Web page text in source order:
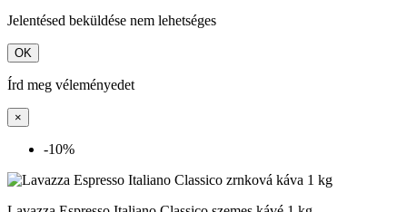
Jelentésed beküldése nem lehetséges
OK
Írd meg véleményedet
×
-10%